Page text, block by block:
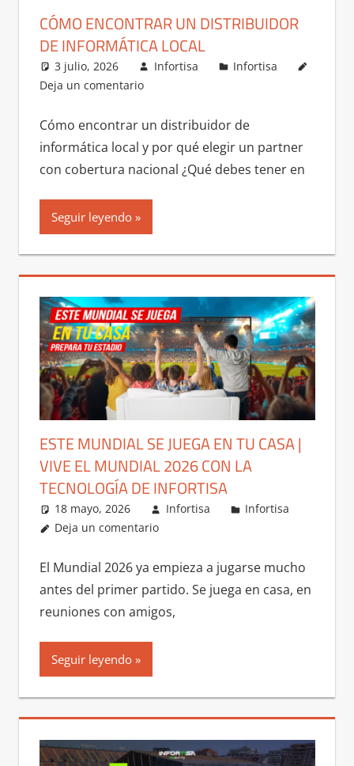
CÓMO ENCONTRAR UN DISTRIBUIDOR
DE INFORMÁTICA LOCAL
3 julio, 2026 Infortisa
Infortisa
Deja un comentario
Cómo encontrar un distribuidor de
informática local y por qué elegir un partner
con cobertura nacional ¿Qué debes tener en
Seguir leyendo
ESTE MUNDIAL SE JUEGA EN TU CASA |
VIVE EL MUNDIAL 2026 CON LA
TECNOLOGÍA DE INFORTISA
18 mayo, 2026 Infortisa
Infortisa
Deja un comentario
El Mundial 2026 ya empieza a jugarse mucho
antes del primer partido. Se juega en casa, en
reuniones con amigos,
Seguir leyendo